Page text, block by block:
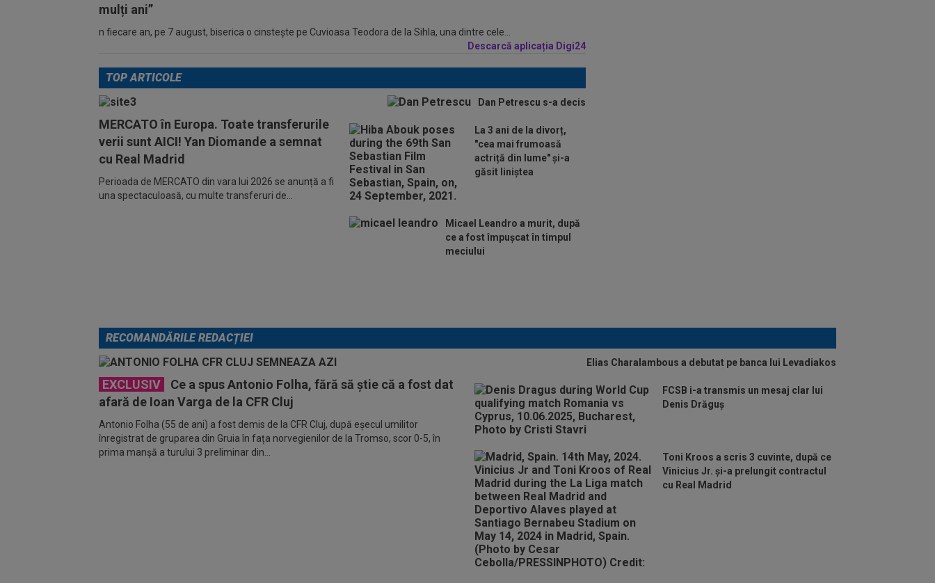
mulți ani”
n fiecare an, pe 7 august, biserica o cinstește pe Cuvioasa Teodora de la Sihla, una dintre cele...
Descarcă aplicația Digi24
TOP ARTICOLE
MERCATO în Europa. Toate transferurile
verii sunt AICI! Yan Diomande a semnat
cu Real Madrid
Perioada de MERCATO din vara lui 2026 se anunță a fi
una spectaculoasă, cu multe transferuri de...
Dan Petrescu s-a decis
La 3 ani de la divorț,
"cea mai frumoasă
actriță din lume" și-a
găsit liniștea
Micael Leandro a murit, după
ce a fost împușcat în timpul
meciului
RECOMANDĂRILE REDACȚIEI
EXCLUSIV
Ce a spus Antonio Folha, fără să știe că a fost dat
afară de Ioan Varga de la CFR Cluj
Antonio Folha (55 de ani) a fost demis de la CFR Cluj, după eșecul umilitor
înregistrat de gruparea din Gruia în fața norvegienilor de la Tromso, scor 0-5, în
prima manșă a turului 3 preliminar din...
Elias Charalambous a debutat pe banca lui Levadiakos
FCSB i-a transmis un mesaj clar lui
Denis Drăguș
Toni Kroos a scris 3 cuvinte, după ce
Vinicius Jr. și-a prelungit contractul
cu Real Madrid